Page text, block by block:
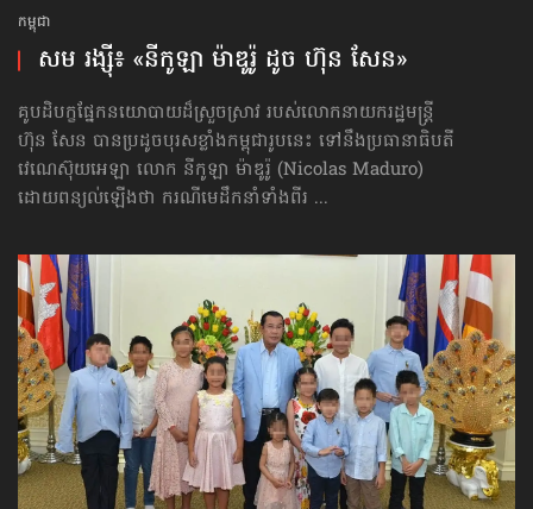
កម្ពុជា
សម រង្ស៊ី៖ «នីកូឡា ម៉ាឌូរ៉ូ ដូច ហ៊ុន សែន»
គូបដិបក្ខផ្នែកនយោបាយដ៏ស្រួចស្រាវ របស់លោកនាយករដ្ឋមន្ត្រី
ហ៊ុន សែន បានប្រដូចបុរសខ្លាំងកម្ពុជារូបនេះ ទៅនឹងប្រធានាធិបតី
វេណេស៊ុយអេឡា លោក នីកូឡា ម៉ាឌូរ៉ូ (Nicolas Maduro)
ដោយពន្យល់ឡើងថា ករណីមេដឹកនាំទាំងពីរ ...